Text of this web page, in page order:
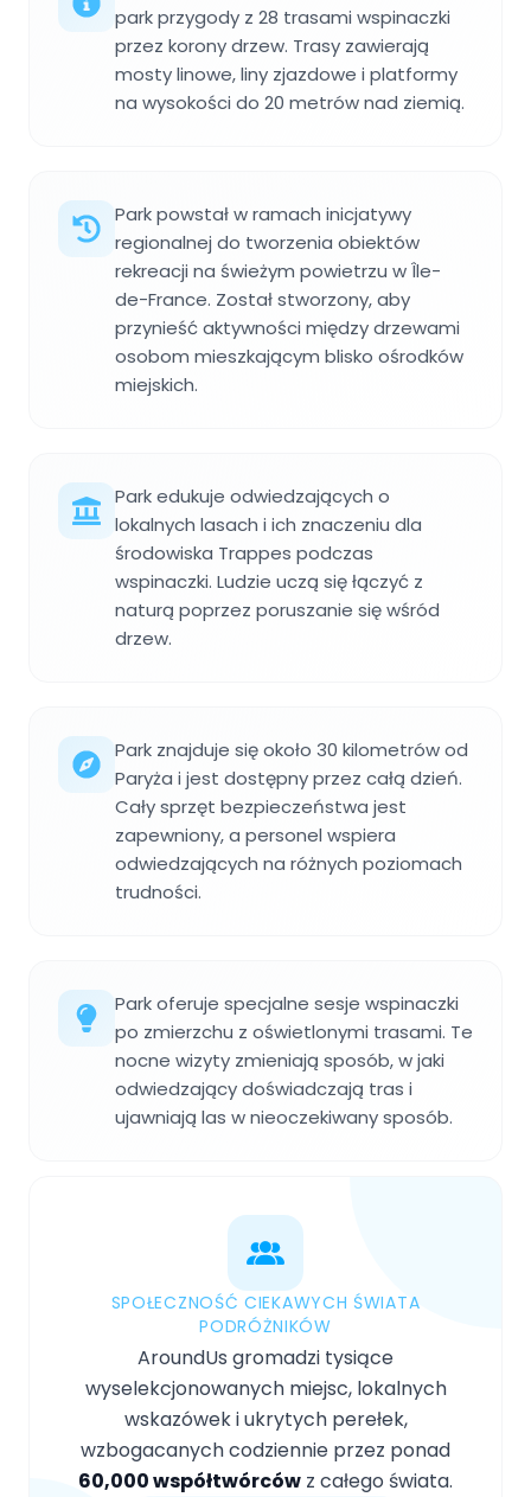
park przygody z 28 trasami wspinaczki
przez korony drzew. Trasy zawierają
mosty linowe, liny zjazdowe i platformy
na wysokości do 20 metrów nad ziemią.
Park powstał w ramach inicjatywy
regionalnej do tworzenia obiektów
rekreacji na świeżym powietrzu w Île-
de-France. Został stworzony, aby
przynieść aktywności między drzewami
osobom mieszkającym blisko ośrodków
miejskich.
Park edukuje odwiedzających o
lokalnych lasach i ich znaczeniu dla
środowiska Trappes podczas
wspinaczki. Ludzie uczą się łączyć z
naturą poprzez poruszanie się wśród
drzew.
Park znajduje się około 30 kilometrów od
Paryża i jest dostępny przez całą dzień.
Cały sprzęt bezpieczeństwa jest
zapewniony, a personel wspiera
odwiedzających na różnych poziomach
trudności.
Park oferuje specjalne sesje wspinaczki
po zmierzchu z oświetlonymi trasami. Te
nocne wizyty zmieniają sposób, w jaki
odwiedzający doświadczają tras i
ujawniają las w nieoczekiwany sposób.
SPOŁECZNOŚĆ CIEKAWYCH ŚWIATA
PODRÓŻNIKÓW
AroundUs gromadzi tysiące
wyselekcjonowanych miejsc, lokalnych
wskazówek i ukrytych perełek,
wzbogacanych codziennie przez ponad
60,000 współtwórców z całego świata.